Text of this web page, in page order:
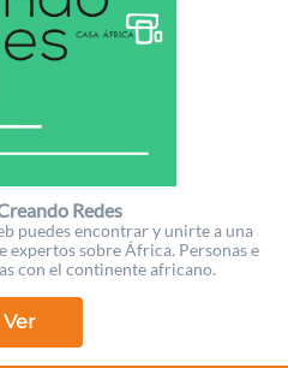
Redes
puedes encontrar y unirte a una
sobre África. Personas e
con el continente africano.
Ver